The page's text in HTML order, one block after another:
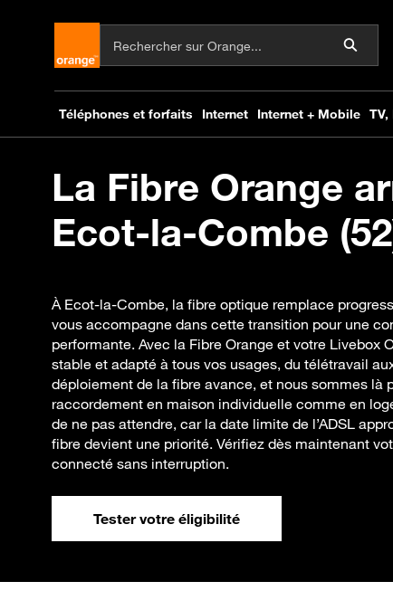
La Fibre Orange
Ecot-la-Combe
À Ecot-la-Combe, la fibre optique remplace
vous accompagne dans cette transition pour une
performante. Avec la Fibre Orange et votre Livebox
stable et adapté à tous vos usages, du télétravail
déploiement de la fibre avance, et nous sommes là
raccordement en maison individuelle comme en
de ne pas attendre, car la date limite de l’ADSL
fibre devient une priorité. Vérifiez dès maintenant
connecté sans interruption.
Tester votre éligibilité